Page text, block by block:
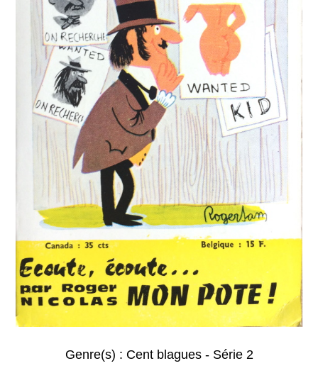
Genre(s) : Cent blagues - Série 2